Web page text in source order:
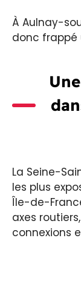
À Aulnay-
donc frappé
La Seine-
les plus
Île-de-
axes
connexions